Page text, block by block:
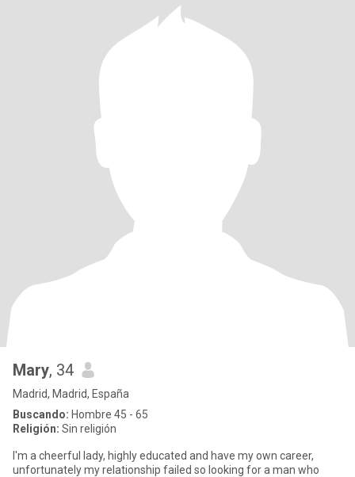
Mary, 34
Madrid, Madrid, España
Buscando: Hombre 45 - 65
Religión: Sin religión
I'm a cheerful lady, highly educated and have my own career,
unfortunately my relationship failed so looking for a man who